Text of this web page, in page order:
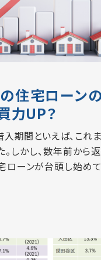
の住宅ローン
力UP？
期間といえば、これま
しかし、数年前から
ローンが台頭し始めて